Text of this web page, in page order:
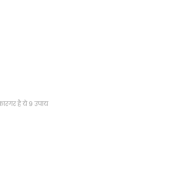
है ये 9 उपाय